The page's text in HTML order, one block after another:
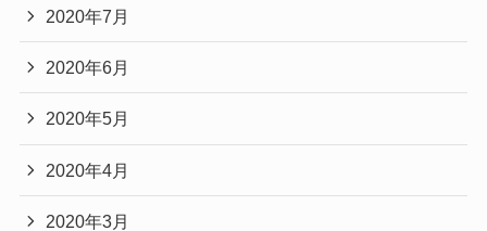
2020年7月
2020年6月
2020年5月
2020年4月
2020年3月